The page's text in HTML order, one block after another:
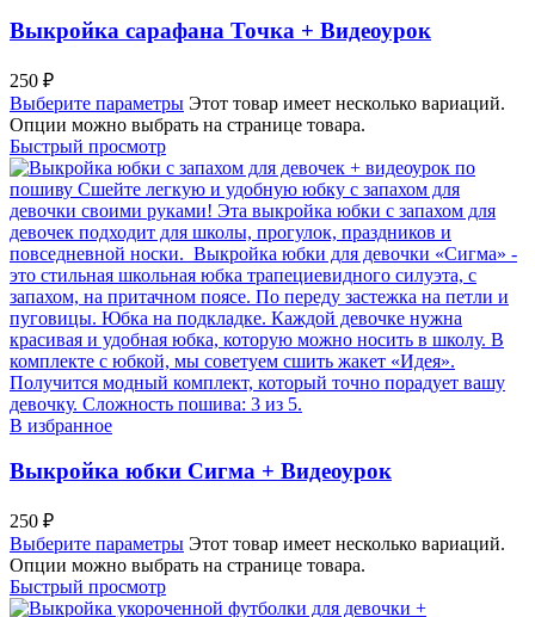
Выкройка сарафана Точка + Видеоурок
250 ₽
Выберите параметры Этот товар имеет несколько вариаций.
Опции можно выбрать на странице товара.
Быстрый просмотр
В избранное
Выкройка юбки Сигма + Видеоурок
250 ₽
Выберите параметры Этот товар имеет несколько вариаций.
Опции можно выбрать на странице товара.
Быстрый просмотр